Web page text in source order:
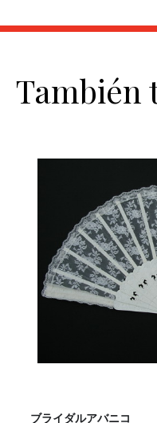
También
ブライダルアバニコ